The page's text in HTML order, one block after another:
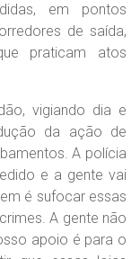
em pontos
de saída,
praticam atos
vigiando dia e
da ação de
A polícia
e a gente vai
é sufocar essas
A gente não
apoio é para o